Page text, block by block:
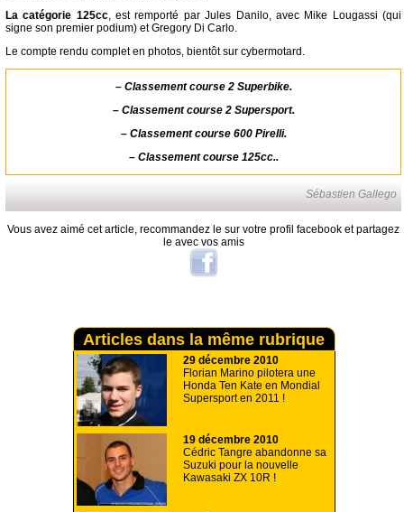
La catégorie 125cc, est remporté par Jules Danilo, avec Mike Lougassi (qui
signe son premier podium) et Gregory Di Carlo.
Le compte rendu complet en photos, bientôt sur cybermotard.
– Classement course 2 Superbike.
– Classement course 2 Supersport.
– Classement course 600 Pirelli.
– Classement course 125cc..
Sébastien Gallego
Vous avez aimé cet article, recommandez le sur votre profil facebook et partagez
le avec vos amis
Articles dans la même rubrique
29 décembre 2010
Florian Marino pilotera une
Honda Ten Kate en Mondial
Supersport en 2011 !
19 décembre 2010
Cédric Tangre abandonne sa
Suzuki pour la nouvelle
Kawasaki ZX 10R !